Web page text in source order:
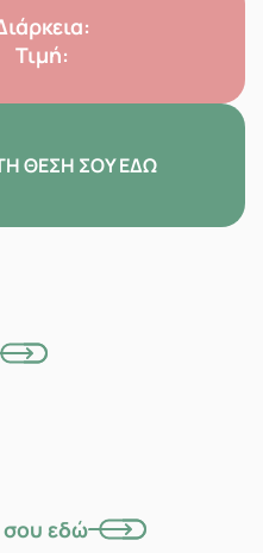
Τιμή:
ΘΈΣΗ ΣΟΥ ΕΔΏ
σου εδώ